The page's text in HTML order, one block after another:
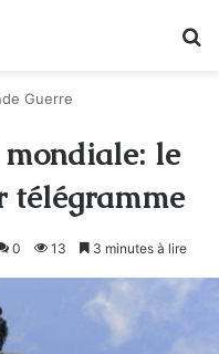
Guerre
le
télégramme
0 13 3 minutes à lire